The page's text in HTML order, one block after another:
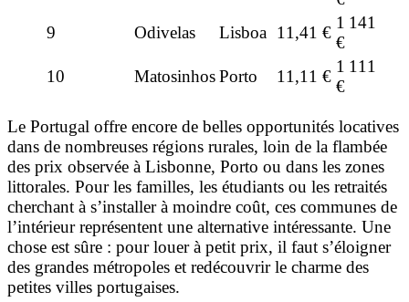
9
Odivelas Lisboa 11,41 €
1 141
€
10
MatosinhosPorto 11,11 €
1 111
€
Le Portugal offre encore de belles opportunités locatives
dans de nombreuses régions rurales, loin de la flambée
des prix observée à Lisbonne, Porto ou dans les zones
littorales. Pour les familles, les étudiants ou les retraités
cherchant à s’installer à moindre coût, ces communes de
l’intérieur représentent une alternative intéressante. Une
chose est sûre : pour louer à petit prix, il faut s’éloigner
des grandes métropoles et redécouvrir le charme des
petites villes portugaises.